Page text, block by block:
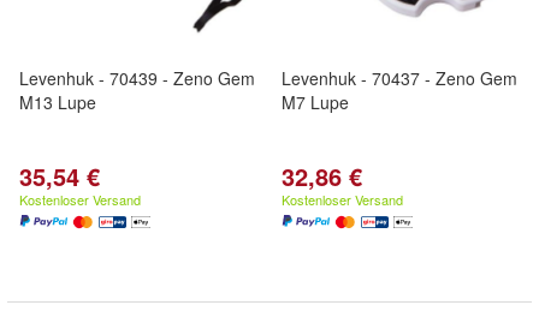
Levenhuk - 70439 - Zeno Gem
M13 Lupe
35,54 €
Kostenloser Versand
Levenhuk - 70437 - Zeno Gem
M7 Lupe
32,86 €
Kostenloser Versand